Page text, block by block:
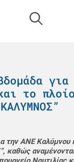
το
ΚΑΛΥΜΝΟΣ”
την ΑΝΕ Καλύμνου